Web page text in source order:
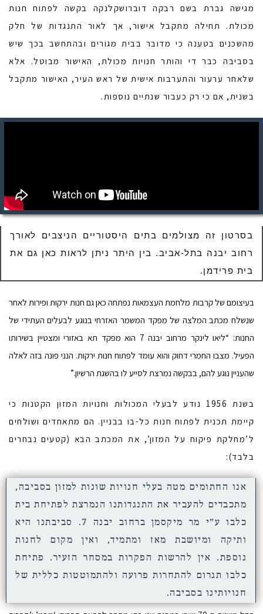
מגישה גברת בשם רבקה דוברושקלנקה בקשה לפתוח חנות
מכולת. תחילה מתקבל אישור, אך לאור התנגדות של חלק
מהשכנים בטענה כי מדובר בבית מגורים ובהתחשב בכך שיש
בסביבה כבר די והותר חנויות מכולת, האישור מבוטל. אלא
שלאחר ערעור והתערבות אישית של ראש העיר, האישור מתקבל
בשנית, אם כי רק כעבור שנתיים נוספות.
בסרטון זה מצולמים בתים היסטוריים הניצבים לאורך
רחוב יבנה בתל-אביב. בין היתר ניתן לראות כאן גם את
בית פרידמן.
בעיצומם של קרבות מלחמת העצמאות נפתחה כאן גם חנות ירקות ופירות לאחר
שנשלח מכתב המלצה של מפקד המשמר האזרחי בנוגע לבעלים העתידי של
החנות: “ליאו לינקר מרחוב יבנה 7 הוא מפקד תא באזורי ומצטיין בשירותו
הפעיל. מצבו החמרי דחוק והוא עומד לפתוח חנות ירקות. הנני פונה בזה לאלה
שהעניין נוגע להם, בבקשה נמרצת לסייע לו בהשגת הרשיון.”
בשנת 1956 נודע לבעלי המכולות וחנויות המזון הקטנות כי
קיימת תכנית לפתוח חנות כל-בו בבניין. הם מתאחדים ושולחים
ל’מחלקת פיקוח על המזון’, את המכתב הבא (קטעים נבחרים
בלבד):
אנו החתומים מטה בעלי חנויות שונות למזון בסביבה,
מתכבדים להעביר את התנגדותנו הנמרצת לפתיחת בית
כלבו ע”י מר מיקסמן ברחוב יבנה 7. סביבתנו היא
ותיקה ומיושבת מאז ומתמיד, ואין מקום לחנות
נוספת. אין להרשות הפקרות במסחר הזעיר. פתיחת
כלבו תגרום להתחרות פרועה ולהתמוטטות כללית של
חנויותינו בסביבה.